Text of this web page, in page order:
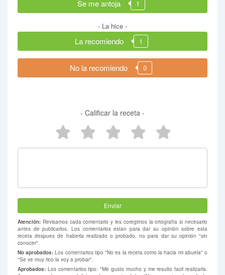
Se me antoja 1
- La hice -
La recomiendo 1
No la recomiendo 0
- Calificar la receta -
2 estrellas
3 estrellas
4 estrellas
5 estrellas
Atención: Revisamos cada comentario y les coregimos la ortografía si necesario
antes de publicarlos. Los comentarios estan para dar su opinión sobre esta
receta despues de haberla realizado o probado, no para dar su opinión "sin
conocer".
No aprobados:Los comentarios tipo "No es la receta como la hacia mi abuela" o
"Se ve muy rico la voy a probar".
Aprobados: Los comentarios tipo: "Me gusto mucho y me resulto facil realizarla.